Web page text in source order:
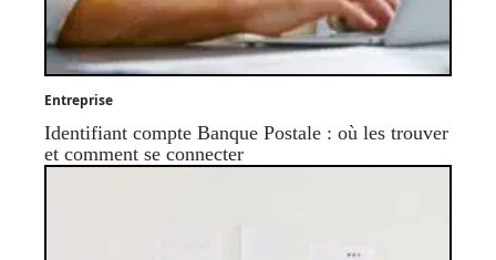
Entreprise
Identifiant compte Banque Postale : où les trouver
et comment se connecter